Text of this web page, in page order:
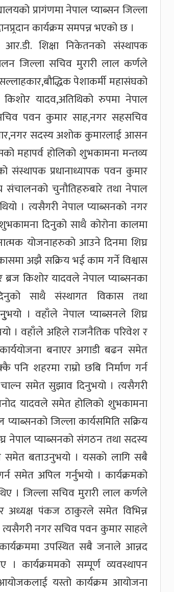
प्रागंणमा नेपाल प्याब्सन जिल्ला
कार्यक्रम समपन्न भएको छ ।
आर.डी. शिक्षा निकेतनको संस्थापक
जिल्ला सचिव मुरारी लाल कर्णले
पेशाकर्मी महासंघको
यादव,अतिथिको रुपमा नेपाल
पवन कुमार साह,नगर सहसचिव
सदस्य अशोक कुमारलाई आसन
महापर्व होलिको शुभकामना मन्तव्य
संस्थापक प्रधानाध्यापक पवन कुमार
संचालनको चुनौतिहरुबारे तथा नेपाल
। त्यसैगरी नेपाल प्याब्सनको नगर
दिनुको साथै कोरोना कालमा
योजनाहरुको आउने दिनमा शिघ्र
अझै सक्रिय भई काम गर्ने विश्वास
ब्रज किशोर यादवले नेपाल प्याब्सनका
साथै संस्थागत विकास तथा
। वहाँले नेपाल प्याब्सनले शिघ्र
। वहाँले अहिले राजनैतिक परिवेश र
बनाएर अगाडी बढन समेत
शहरमा राम्रो छबि निर्माण गर्न
समेत सुझाव दिनुभयो । त्यसैगरी
यादवले समेत होलिको शुभकामना
जिल्ला कार्यसमिति सक्रिय
नेपाल प्याब्सनको संगठन तथा सदस्य
समेत बताउनुभयो । यसको लागि सबै
समेत अपिल गर्नुभयो । कार्यक्रमको
। जिल्ला सचिव मुरारी लाल कर्णले
अध्यक्ष पंकज ठाकुरले समेत विभिन्न
त्यसैगरी नगर सचिव पवन कुमार साहले
उपस्थित सबै जनाले आन्नद
कार्यक्रममको सम्पूर्ण व्यवस्थापन
यस्तो कार्यक्रम आयोजना